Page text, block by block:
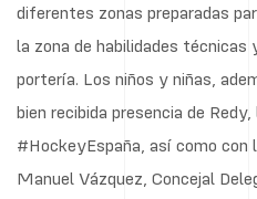
diferentes zonas preparadas
la zona de habilidades técnicas
portería. Los niños y niñas,
bien recibida presencia de
#HockeyEspaña, así como
Manuel Vázquez, Concejal